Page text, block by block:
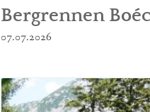
Bergrennen
07.07.2026